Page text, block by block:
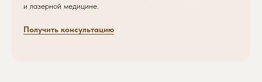
и лазерной медицине.
Получить консультацию